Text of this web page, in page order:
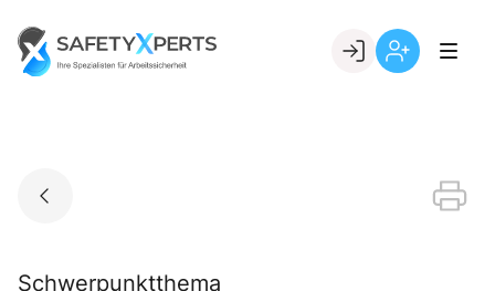
content
Go to landing page.
Schwerpunktthema